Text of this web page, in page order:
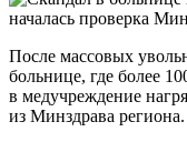
После массовых
больнице, где более
в медучреждение
из Минздрава региона.